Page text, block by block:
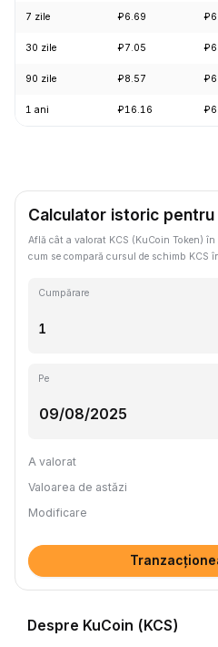
7 zile ₽6.69
30 zile ₽7.05
90 zile ₽8.57
1 ani ₽16.16
Calculator istoric pentru
Află cât a valorat KCS (KuCoin Token)
cum se compară cursul de schimb KCS
Cumpărare
Pe
A valorat
Valoarea de astăzi
Modificare
Despre KuCoin (KCS)